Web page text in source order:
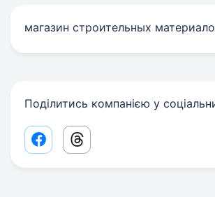
магазин строительных
Поділитись компанією у
Facebook share link
Threads share link